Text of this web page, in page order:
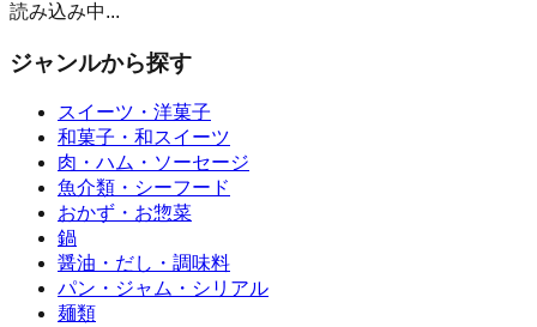
読み込み中...
ジャンルから探す
スイーツ・洋菓子
和菓子・和スイーツ
肉・ハム・ソーセージ
魚介類・シーフード
おかず・お惣菜
鍋
醤油・だし・調味料
パン・ジャム・シリアル
麺類